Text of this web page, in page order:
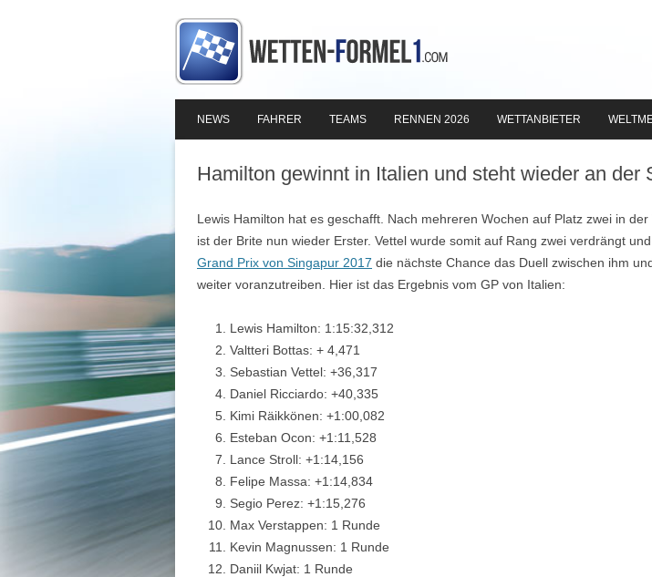
Inhalt
NEWS FAHRER TEAMS RENNEN 2026 WETTANBIETER
Hamilton gewinnt in Italien und steht wieder an der
Lewis Hamilton hat es geschafft. Nach mehreren Wochen auf Platz zwei in der
ist der Brite nun wieder Erster. Vettel wurde somit auf Rang zwei verdrängt
Grand Prix von Singapur 2017 die nächste Chance das Duell zwischen ihm
weiter voranzutreiben. Hier ist das Ergebnis vom GP von Italien:
Lewis Hamilton: 1:15:32,312
Valtteri Bottas: + 4,471
Sebastian Vettel: +36,317
Daniel Ricciardo: +40,335
Kimi Räikkönen: +1:00,082
Esteban Ocon: +1:11,528
Lance Stroll: +1:14,156
Felipe Massa: +1:14,834
Segio Perez: +1:15,276
Max Verstappen: 1 Runde
Kevin Magnussen: 1 Runde
Daniil Kwjat: 1 Runde